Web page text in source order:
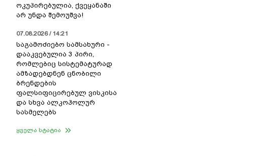
ოკუპირებულია, ქვეყანაში
არ უნდა შემოუშვა!
07.08.2026 / 14:21
საგამოძიებო სამსახური -
დააკვებულია 3 პირი,
რომლებიც სისტემატურად
ამზადებდნენ ცნობილი
ბრენდების
ფალსიფიცირებულ ვისკისა
და სხვა ალკოჰოლურ
სასმელებს
ყველა სტატია